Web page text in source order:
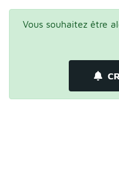
Vous souhaitez être